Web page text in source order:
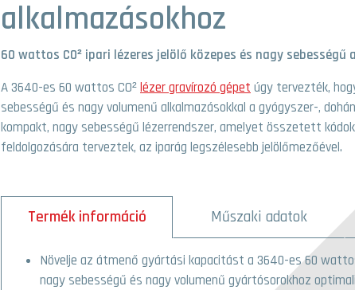
alkalmazásokhoz
60 wattos CO² ipari lézeres jelölő közepes és nagy sebességű
A 3640-es 60 wattos CO²lézer gravírozó gépet úgy tervezték,
sebességű és nagy volumenű alkalmazásokkal a gyógyszer-,
kompakt, nagy sebességű lézerrendszer, amelyet összetett
feldolgozására terveztek, az iparág legszélesebb jelölőmezőével.
Termék információ Műszaki adatok
Növelje az átmenő gyártási kapacitást a 3640-es 60
nagy sebességű és nagy volumenű gyártósorokhoz